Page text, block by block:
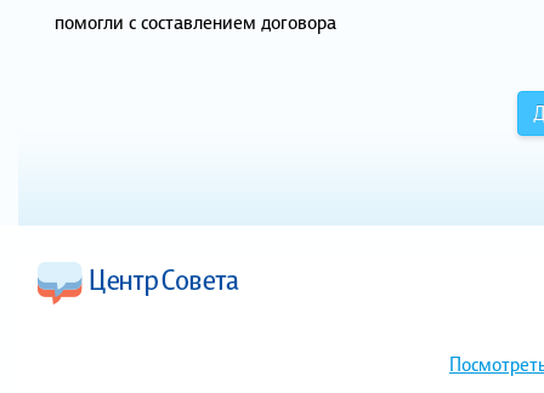
помогли с составлением договора